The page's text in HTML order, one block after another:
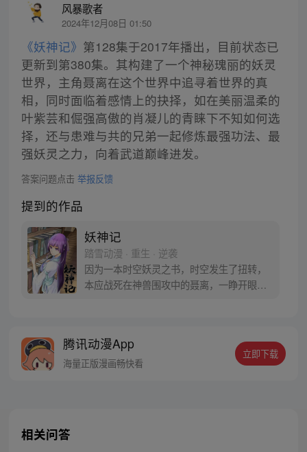
风暴歌者
2024年12月08日 01:50
《妖神记》 第128集于2017年播出，目前状态已
更新到第380集。其构建了一个神秘瑰丽的妖灵
世界，主角聂离在这个世界中追寻着世界的真
相，同时面临着感情上的抉择，如在美丽温柔的
叶紫芸和倔强高傲的肖凝儿的青睐下不知如何选
择，还与患难与共的兄弟一起修炼最强功法、最
强妖灵之力，向着武道巅峰进发。
答案问题点击 举报反馈
提到的作品
妖神记
踏雪动漫 · 重生 · 逆袭
因为一本时空妖灵之书，时空发生了扭转，
本应战死在神兽围攻中的聂离，一睁开眼已
腾讯动漫App
海量正版漫画畅快看
立即下载
相关问答